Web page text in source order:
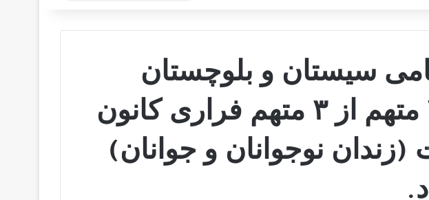
سیستان و بلوچستان
ازدستگیری ۲ متهم از ۳ متهم فراری کانون
(زندان نوجوانان و جوانان)